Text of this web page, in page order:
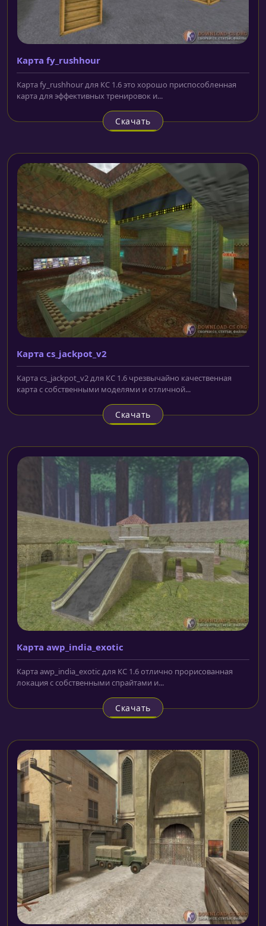
Карта fy_rushhour
Карта fy_rushhour для КС 1.6 это хорошо приспособленная
карта для эффективных тренировок и...
Скачать
Карта cs_jackpot_v2
Карта cs_jackpot_v2 для КС 1.6 чрезвычайно качественная
карта с собственными моделями и отличной...
Скачать
Карта awp_india_exotic
Карта awp_india_exotic для КС 1.6 отлично прорисованная
локация с собственными спрайтами и...
Скачать